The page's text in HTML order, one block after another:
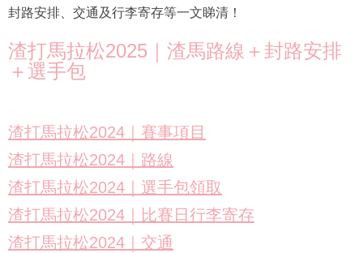
封路安排、交通及行李寄存等一文睇清！
渣打馬拉松2025｜渣馬路線＋封路安排
＋選手包
渣打馬拉松2024｜賽事項目
渣打馬拉松2024｜路線
渣打馬拉松2024｜選手包領取
渣打馬拉松2024｜比賽日行李寄存
渣打馬拉松2024｜交通